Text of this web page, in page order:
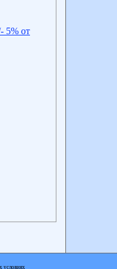
5% от
условиях